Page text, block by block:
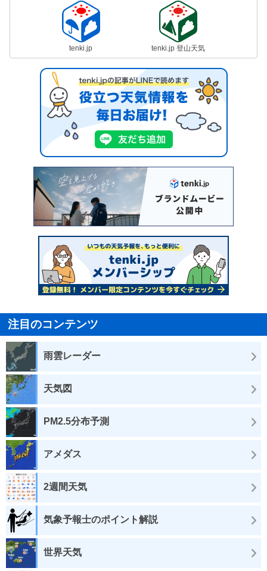
tenki.jp tenki.jp 登山天気
注目のコンテンツ
雨雲レーダー
天気図
PM2.5分布予測
アメダス
2週間天気
気象予報士のポイント解説
世界天気